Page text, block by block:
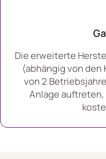
Die erweiterte
(abhängig von
von 2
Anlage